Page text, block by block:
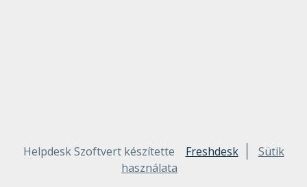
Helpdesk Szoftvert készítette Freshdesk
Sütik
használata